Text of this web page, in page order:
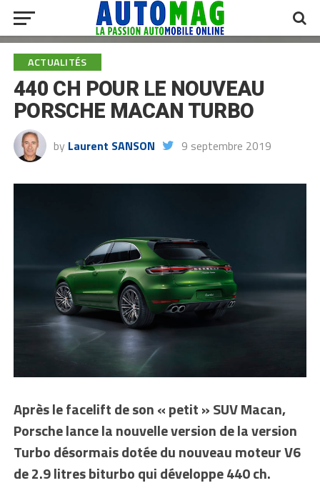
ACTUALITÉS
440 CH POUR LE NOUVEAU
PORSCHE MACAN TURBO
by Laurent SANSON 9 septembre 2019
Après le facelift de son « petit » SUV Macan,
Porsche lance la nouvelle version de la version
Turbo désormais dotée du nouveau moteur V6
de 2.9 litres biturbo qui développe 440 ch.